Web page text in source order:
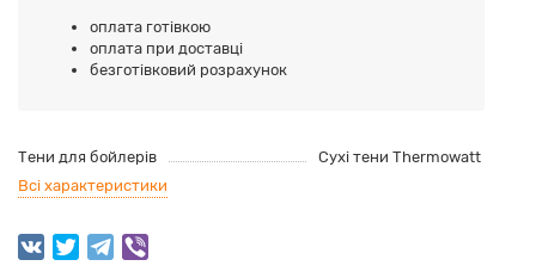
оплата готівкою
оплата при доставці
безготівковий розрахунок
Тени для бойлерів
Сухі тени Thermowatt
Всі характеристики